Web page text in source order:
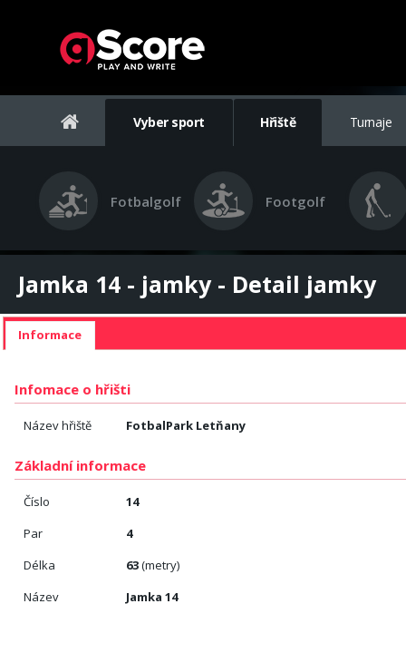
Vyber sport Hřiště Turnaje
Fotbalgolf Footgolf
Jamka 14 - jamky - Detail jamky
Informace
Infomace o hřišti
Název hřiště FotbalPark Letňany
Základní informace
Číslo
14
Par
4
Délka
63(metry)
Název
Jamka 14